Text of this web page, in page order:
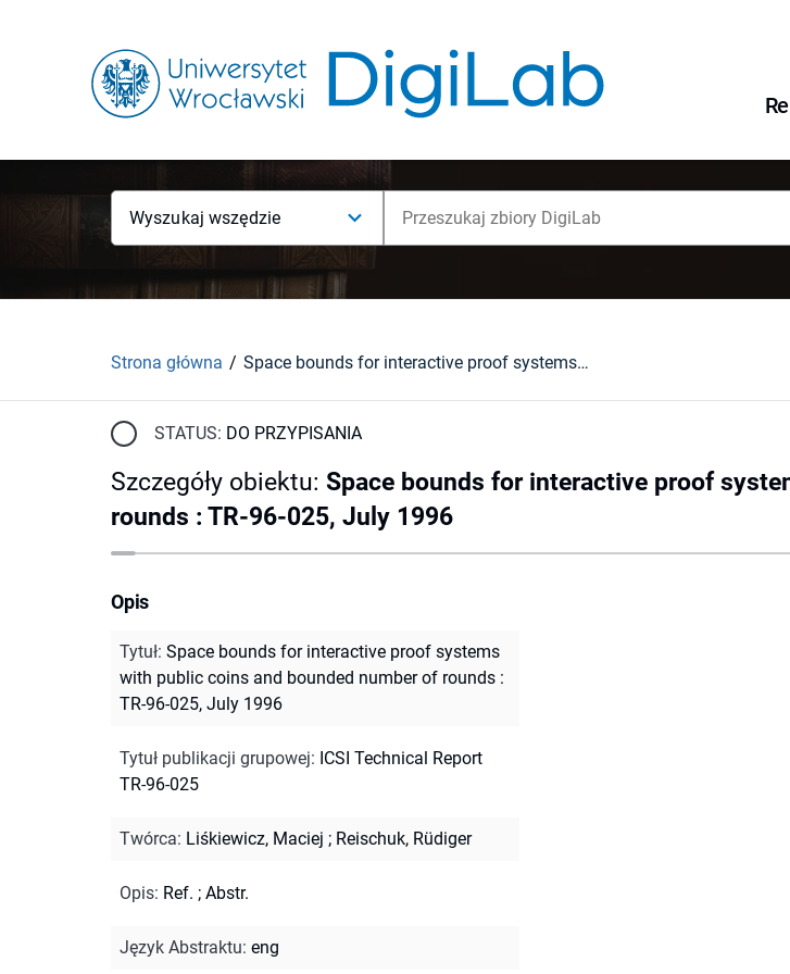
Wyszukaj wszędzie
Strona główna Space bounds for interactive proof systems with public coins and bounded number of rounds : TR-96-025, July 1996
STATUS: DO PRZYPISANIA
Szczegóły obiektu: Space bounds for interactive proof
rounds : TR-96-025, July 1996
Opis
Tytuł: Space bounds for interactive proof systems
with public coins and bounded number of rounds :
TR-96-025, July 1996
Tytuł publikacji grupowej: ICSI Technical Report
TR-96-025
Twórca: Liśkiewicz, Maciej ; Reischuk, Rüdiger
Opis: Ref. ; Abstr.
Język Abstraktu: eng